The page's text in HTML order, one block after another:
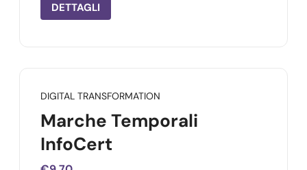
DETTAGLI
DIGITAL TRANSFORMATION
Marche Temporali
InfoCert